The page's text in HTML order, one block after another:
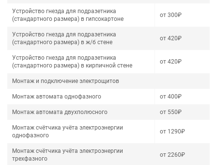
Устройство гнезда для подразетника
(стандартного размера) в гипсокартоне
от 300₽
Устройство гнезда для подразетника
(стандартного размера) в ж/б стене
от 420₽
Устройство гнезда для подразетника
(стандартного размера) в кирпичной стене
от 420₽
Монтаж и подключение электрощитов
Монтаж автомата однофазного от 400₽
Монтаж автомата двухполюсного от 550₽
Монтаж счётчика учёта электроэнергии
однофазного
от 1290₽
Монтаж счётчика учёта электроэнергии
трехфазного
от 2260₽